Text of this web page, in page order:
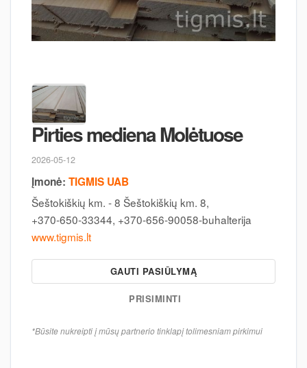
Pirties mediena Molėtuose
2026-05-12
Įmonė: TIGMIS UAB
Šeštokiškių km. - 8 Šeštokiškių km. 8,
+370-650-33344, +370-656-90058-buhalterija
www.tigmis.lt
GAUTI PASIŪLYMĄ
PRISIMINTI
*Būsite nukreipti į mūsų partnerio tinklapį tolimesniam pirkimui